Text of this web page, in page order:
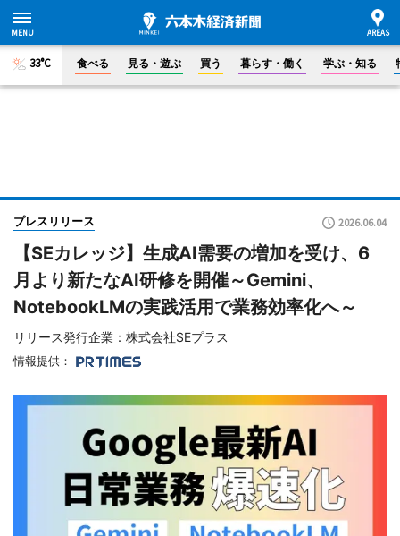
33°C 食べる 見る・遊ぶ 買う 暮らす・働く 学ぶ・知る
プレスリリース 2026.06.04
【SEカレッジ】生成AI需要の増加を受け、6
月より新たなAI研修を開催～Gemini、
NotebookLMの実践活用で業務効率化へ～
リリース発行企業：株式会社SEプラス
情報提供：